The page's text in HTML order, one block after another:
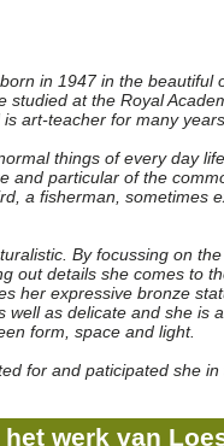
in 1947 in the beautiful
studied at the Royal
art-teacher for many years.
things of every day
and particular of the
a fisherman, sometimes
By focussing on
out details she comes to
her expressive bronze
well as delicate and she is
form, space and light.
for and paticipated she
werk van